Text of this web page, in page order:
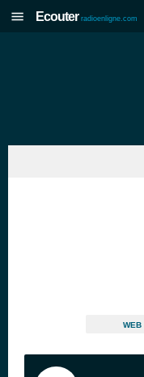
Ecouter radioenligne.com
WEB